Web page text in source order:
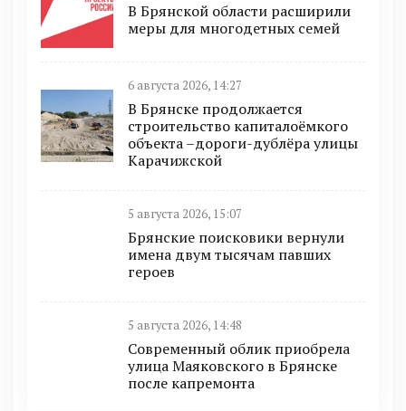
В Брянской области расширили
меры для многодетных семей
6 августа 2026, 14:27
В Брянске продолжается
строительство капиталоёмкого
объекта –дороги-дублёра улицы
Карачижской
5 августа 2026, 15:07
Брянские поисковики вернули
имена двум тысячам павших
героев
5 августа 2026, 14:48
Современный облик приобрела
улица Маяковского в Брянске
после капремонта